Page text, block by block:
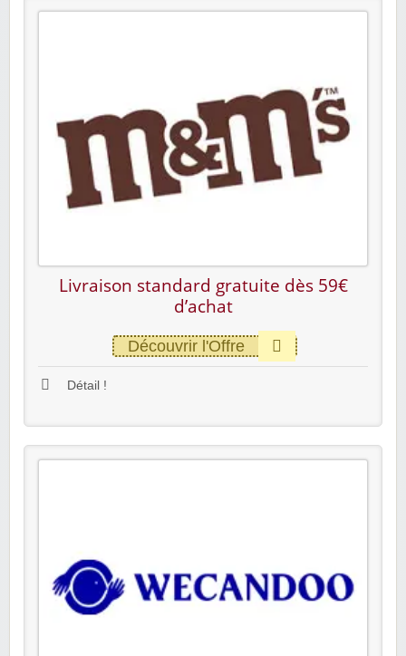
Livraison standard gratuite dès 59€
d’achat
Découvrir l'Offre
Détail !